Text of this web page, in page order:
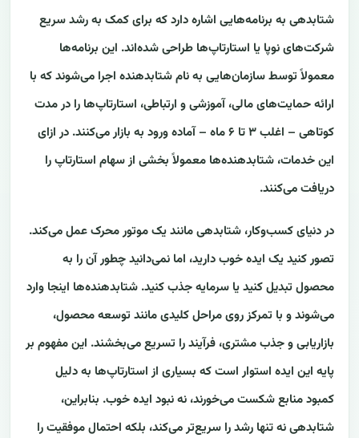
شتابدهی به برنامه‌هایی اشاره دارد که برای کمک به رشد سریع
شرکت‌های نوپا یا استارتاپ‌ها طراحی شده‌اند. این برنامه‌ها
معمولاً توسط سازمان‌هایی به نام شتابدهنده اجرا می‌شوند که با
ارائه حمایت‌های مالی، آموزشی و ارتباطی، استارتاپ‌ها را در مدت
کوتاهی – اغلب ۳ تا ۶ ماه – آماده ورود به بازار می‌کنند. در ازای
این خدمات، شتابدهنده‌ها معمولاً بخشی از سهام استارتاپ را
دریافت می‌کنند.
در دنیای کسب‌وکار، شتابدهی مانند یک موتور محرک عمل می‌کند.
تصور کنید یک ایده خوب دارید، اما نمی‌دانید چطور آن را به
محصول تبدیل کنید یا سرمایه جذب کنید. شتابدهنده‌ها اینجا وارد
می‌شوند و با تمرکز روی مراحل کلیدی مانند توسعه محصول،
بازاریابی و جذب مشتری، فرآیند را تسریع می‌بخشند. این مفهوم بر
پایه این ایده استوار است که بسیاری از استارتاپ‌ها به دلیل
کمبود منابع شکست می‌خورند، نه نبود ایده خوب. بنابراین،
شتابدهی نه تنها رشد را سریع‌تر می‌کند، بلکه احتمال موفقیت را